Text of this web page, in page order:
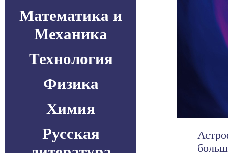
Математика и
Механика
Технология
Физика
Химия
Русская